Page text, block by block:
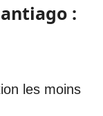
:
les moins